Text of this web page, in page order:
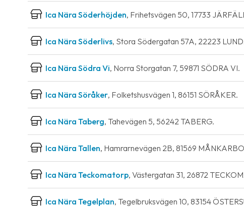
Ica Nära Söderhöjden, Frihetsvägen 50, 17733
Ica Nära Söderlivs, Stora Södergatan 57A, 22223
Ica Nära Södra Vi, Norra Storgatan 7, 59871 SÖDRA VI.
Ica Nära Söråker, Folketshusvägen 1, 86151 SÖRÅKER.
Ica Nära Taberg, Tahevägen 5, 56242 TABERG.
Ica Nära Tallen, Hamrarnevägen 2B, 81569
Ica Nära Teckomatorp, Västergatan 31, 26872
Ica Nära Tegelplan, Tegelbruksvägen 10, 83154